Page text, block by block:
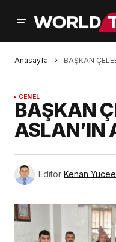
Anasayfa BAŞKAN
GENEL
BAŞKAN
ASLAN’IN
Editör Kenan